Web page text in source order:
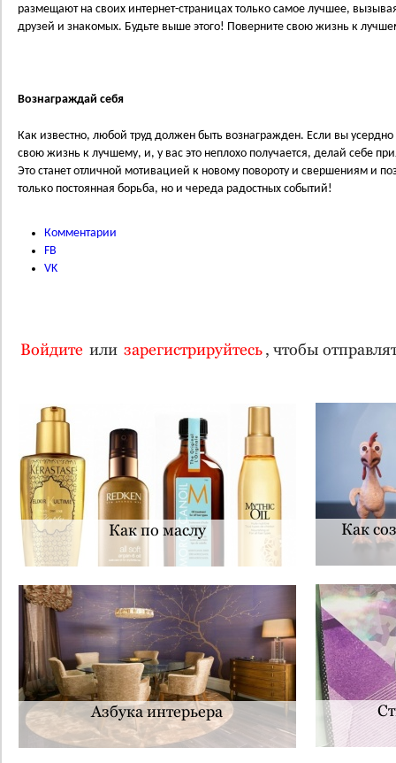
размещают на своих интернет-страницах только самое лучшее,
друзей и знакомых. Будьте выше этого! Поверните свою жизнь к
Вознаграждай себя
Как известно, любой труд должен быть вознагражден. Если вы усердно
свою жизнь к лучшему, и, у вас это неплохо получается, делай себе
Это станет отличной мотивацией к новому повороту и свершениям и
только постоянная борьба, но и череда радостных событий!
Комментарии
FB
VK
Войдите или зарегистрируйтесь, чтобы
Как по маслу Как
Азбука интерьера